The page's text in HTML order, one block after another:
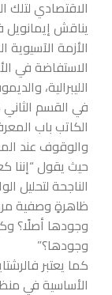
الاقتصادي لتلك
يناقش إيمانويل
الأزمة
الاستفاضة في
الليبرالية،
في القسم
الكاتب باب
والوقوف عند
حيث يقول “إننا
الناجحة لتحليل
ظاهرةٍ وصفية
وجودها أصلًا؟
وجودها؟”
كما يعتبر
الأساسية في